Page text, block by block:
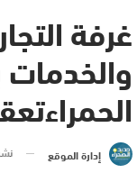
غرفة
إدارة الموقع